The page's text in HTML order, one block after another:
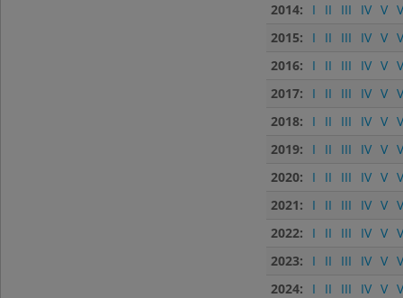
2014:
I II III IV V
2015:
I II III IV V
2016:
I II III IV V
2017:
I II III IV V
2018:
I II III IV V
2019:
I II III IV V
2020:
I II III IV V
2021:
I II III IV V
2022:
I II III IV V
2023:
I II III IV V
2024:
I II III IV V